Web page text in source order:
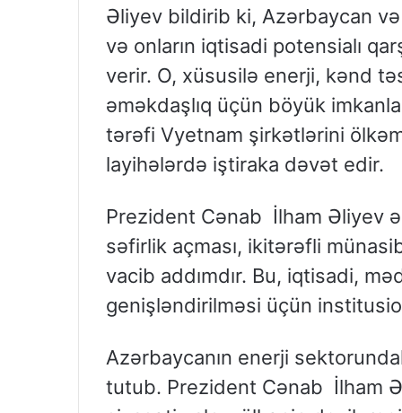
Əliyev bildirib ki, Azərbaycan
və onların iqtisadi potensialı
verir. O, xüsusilə enerji, kənd
əməkdaşlıq üçün böyük
tərəfi Vyetnam şirkətlərini
layihələrdə iştiraka dəvət edir.
Prezident Cənab İlham Əliyev
səfirlik açması, ikitərəfli
vacib addımdır. Bu, iqtisadi,
genişləndirilməsi üçün
Azərbaycanın enerji
tutub. Prezident Cənab İlham